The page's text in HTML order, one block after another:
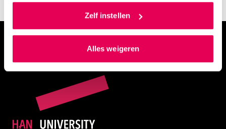
Als je op ‘Alles accepteren’ klikt dan geef je ons
toestemming om cookies voor social media en
gepersonaliseerde advertenties te plaatsen. Lees
cookiestatement. Via ‘Zelf instellen’ kun je ook zelf
instellen welke cookies we plaatsen. Je kunt je
toestemming altijd wijzigen of intrekken via
cookiestatement
Zelf instellen
Alles weigeren